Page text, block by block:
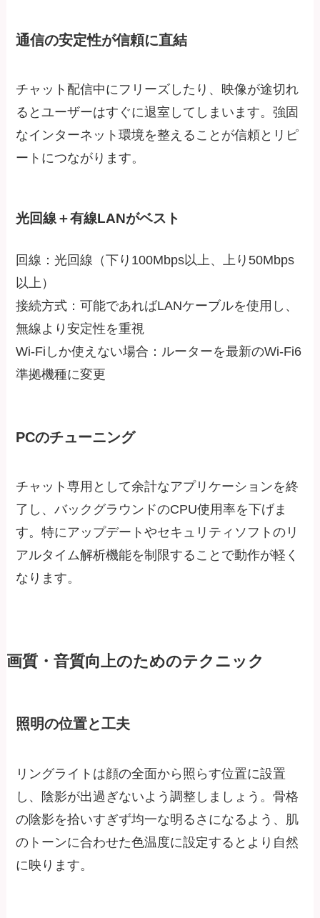
通信の安定性が信頼に直結
チャット配信中にフリーズしたり、映像が途切れ
るとユーザーはすぐに退室してしまいます。強固
なインターネット環境を整えることが信頼とリピ
ートにつながります。
光回線＋有線LANがベスト
回線：光回線（下り100Mbps以上、上り50Mbps
以上）
接続方式：可能であればLANケーブルを使用し、
無線より安定性を重視
Wi-Fiしか使えない場合：ルーターを最新のWi-Fi6
準拠機種に変更
PCのチューニング
チャット専用として余計なアプリケーションを終
了し、バックグラウンドのCPU使用率を下げま
す。特にアップデートやセキュリティソフトのリ
アルタイム解析機能を制限することで動作が軽く
なります。
画質・音質向上のためのテクニック
照明の位置と工夫
リングライトは顔の全面から照らす位置に設置
し、陰影が出過ぎないよう調整しましょう。骨格
の陰影を拾いすぎず均一な明るさになるよう、肌
のトーンに合わせた色温度に設定するとより自然
に映ります。